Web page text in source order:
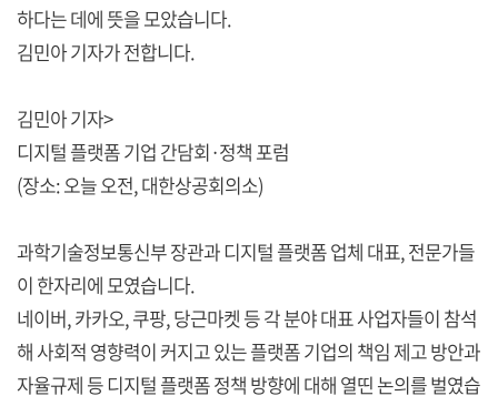
하다는 데에 뜻을 모았습니다.
김민아 기자가 전합니다.
김민아 기자>
디지털 플랫폼 기업 간담회·정책 포럼
(장소: 오늘 오전, 대한상공회의소)
과학기술정보통신부 장관과 디지털 플랫폼 업체 대표, 전문가들
이 한자리에 모였습니다.
네이버, 카카오, 쿠팡, 당근마켓 등 각 분야 대표 사업자들이 참석
해 사회적 영향력이 커지고 있는 플랫폼 기업의 책임 제고 방안과
자율규제 등 디지털 플랫폼 정책 방향에 대해 열띤 논의를 벌였습